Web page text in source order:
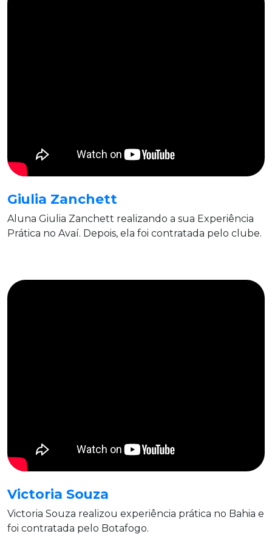
Giulia Zanchett
Aluna Giulia Zanchett realizando a sua Experiência
Prática no Avaí. Depois, ela foi contratada pelo clube.
Victoria Souza
Victoria Souza realizou experiência prática no Bahia e
foi contratada pelo Botafogo.